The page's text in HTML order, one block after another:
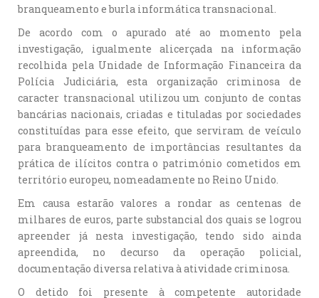
branqueamento e burla informática transnacional.
De acordo com o apurado até ao momento pela
investigação, igualmente alicerçada na informação
recolhida pela Unidade de Informação Financeira da
Polícia Judiciária, esta organização criminosa de
caracter transnacional utilizou um conjunto de contas
bancárias nacionais, criadas e tituladas por sociedades
constituídas para esse efeito, que serviram de veículo
para branqueamento de importâncias resultantes da
prática de ilícitos contra o património cometidos em
território europeu, nomeadamente no Reino Unido.
Em causa estarão valores a rondar as centenas de
milhares de euros, parte substancial dos quais se logrou
apreender já nesta investigação, tendo sido ainda
apreendida, no decurso da operação policial,
documentação diversa relativa à atividade criminosa.
O detido foi presente à competente autoridade